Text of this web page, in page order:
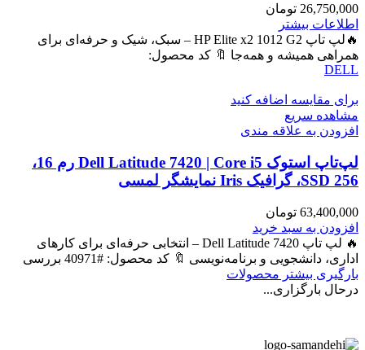
26,750,000 تومان
اطلاعات بیشتر
🔥لپ تاپ HP Elite x2 1012 G2 – سبک، شیک و حرفه‌ای برای
همراهی همیشه و همه‌جا 🔖 کد محصول:
DELL
برای مقایسه اضافه کنید
مشاهده سریع
افزودن به علاقه مندی
لپ‌تاپ استوک Dell Latitude 7420 | Core i5 رم 16،
SSD 256، گرافیک Iris نمایشگر لمسی
63,400,000 تومان
افزودن به سبد خرید
🔥 لپ تاپ Dell Latitude 7420 – انتخابی حرفه‌ای برای کارهای
اداری، دانشجویی و برنامه‌نویسی 🔖 کد محصول: #40971 بررسی
بارگیری بیشتر محصولات
درحال بارگزاری...